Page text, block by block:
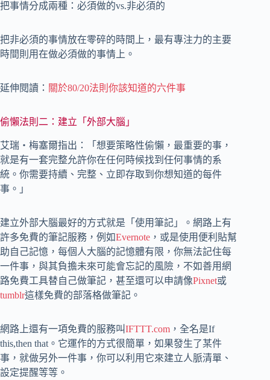
把事情分成兩種：必須做的vs.非必須的
把非必須的事情放在零碎的時間上，最有專注力的主要
時間則用在做必須做的事情上。
延伸閱讀： 關於80/20法則你該知道的六件事
偷懶法則二：建立「外部大腦」
艾瑞‧梅塞爾指出：「想要策略性偷懶，最重要的事，
就是有一套完整允許你在任何時候找到任何事情的系
統。你需要持續、完整、立即存取到你想知道的每件
事。」
建立外部大腦最好的方式就是「使用筆記」。網路上有
許多免費的筆記服務，例如Evernote ，或是使用便利貼幫
助自己記憶，每個人大腦的記憶體有限，你無法記住每
一件事，與其負擔未來可能會忘記的風險，不如善用網
路免費工具替自己做筆記，甚至還可以申請像Pixnet或
tumblr這樣免費的部落格做筆記。
網路上還有一項免費的服務叫IFTTT.com ，全名是If
this,then that。它運作的方式很簡單，如果發生了某件
事，就做另外一件事，你可以利用它來建立人脈清單、
設定提醒等等。